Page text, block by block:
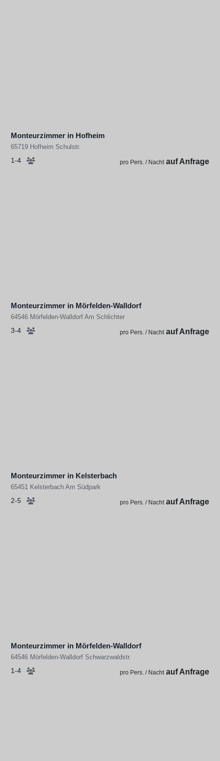
Monteurzimmer in Hofheim
65719 Hofheim Schulstr.
1-4 pro Pers. / Nacht auf Anfrage
Monteurzimmer in Mörfelden-Walldorf
64546 Mörfelden-Walldorf Am Schlichter
3-4 pro Pers. / Nacht auf Anfrage
Monteurzimmer in Kelsterbach
65451 Kelsterbach Am Südpark
2-5 pro Pers. / Nacht auf Anfrage
Monteurzimmer in Mörfelden-Walldorf
64546 Mörfelden-Walldorf Schwarzwaldstr.
1-4 pro Pers. / Nacht auf Anfrage